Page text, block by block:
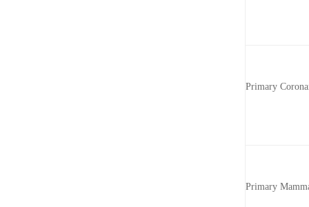
Primary
Primary